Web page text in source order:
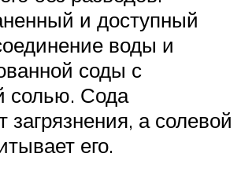
и доступный
воды и
соды с
солью. Сода
загрязнения, а солевой
его.